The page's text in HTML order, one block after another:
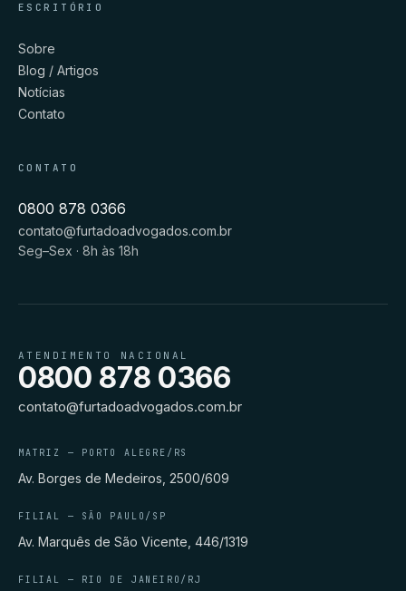
ESCRITÓRIO
Sobre
Blog / Artigos
Notícias
Contato
CONTATO
0800 878 0366
contato@furtadoadvogados.com.br
Seg–Sex · 8h às 18h
ATENDIMENTO NACIONAL
0800 878 0366
contato@furtadoadvogados.com.br
MATRIZ — PORTO ALEGRE/RS
Av. Borges de Medeiros, 2500/609
FILIAL — SÃO PAULO/SP
Av. Marquês de São Vicente, 446/1319
FILIAL — RIO DE JANEIRO/RJ